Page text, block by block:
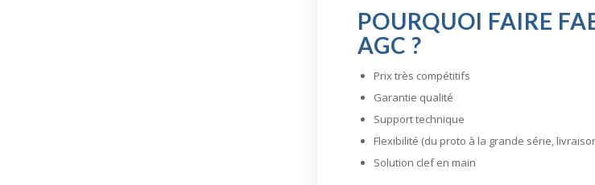
POURQUOI FAIRE
AGC ?
Prix très compétitifs
Garantie qualité
Support technique
Flexibilité (du proto à la grande série,
Solution clef en main